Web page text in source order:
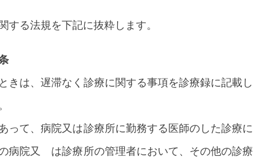
る法規を下記に抜粋します。
きは、遅滞なく診療に関する事項を診療録に記載し
って、病院又は診療所に勤務する医師のした診療に
病院又 は診療所の管理者において、その他の診療